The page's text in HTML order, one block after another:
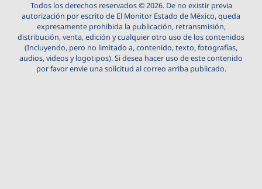
Todos los derechos reservados © 2026. De no existir previa
autorización por escrito de El Monitor Estado de México, queda
expresamente prohibida la publicación, retransmisión,
distribución, venta, edición y cualquier otro uso de los contenidos
(Incluyendo, pero no limitado a, contenido, texto, fotografías,
audios, videos y logotipos). Si desea hacer uso de este contenido
por favor envie una solicitud al correo arriba publicado.